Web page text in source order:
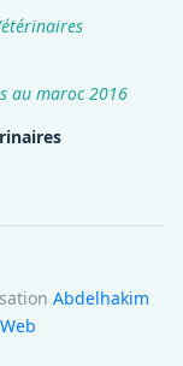
au maroc 2016
Abdelhakim